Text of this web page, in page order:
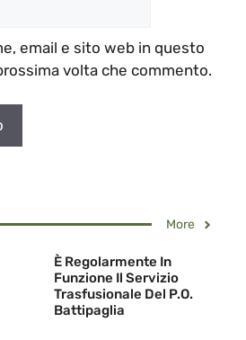
email e sito web in questo
volta che commento.
More
È Regolarmente In
Funzione Il Servizio
Trasfusionale Del P.O.
Battipaglia